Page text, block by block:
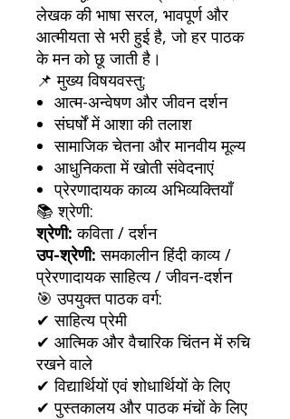
लेखक की भाषा सरल, भावपूर्ण और
आत्मीयता से भरी हुई है, जो हर पाठक
के मन को छू जाती है।
📌 मुख्य विषयवस्तु:
आत्म-अन्वेषण और जीवन दर्शन
संघर्षों में आशा की तलाश
सामाजिक चेतना और मानवीय मूल्य
आधुनिकता में खोती संवेदनाएं
प्रेरणादायक काव्य अभिव्यक्तियाँ
📚 श्रेणी:
श्रेणी: कविता / दर्शन
उप-श्रेणी: समकालीन हिंदी काव्य /
प्रेरणादायक साहित्य / जीवन-दर्शन
🎯 उपयुक्त पाठक वर्ग:
✔ साहित्य प्रेमी
✔ आत्मिक और वैचारिक चिंतन में रुचि
रखने वाले
✔ विद्यार्थियों एवं शोधार्थियों के लिए
✔ पुस्तकालय और पाठक मंचों के लिए